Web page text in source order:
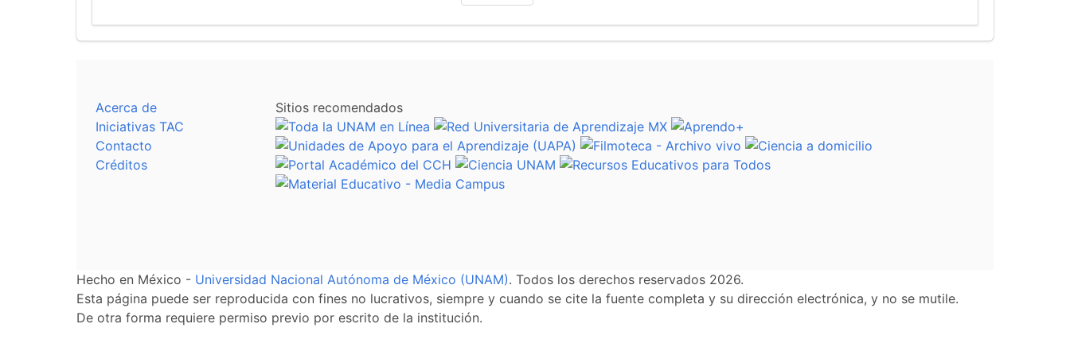
Acerca de
Iniciativas TAC
Contacto
Créditos
Sitios recomendados
Hecho en México - Universidad Nacional Autónoma de México (UNAM). Todos los derechos reservados 2026.
Esta página puede ser reproducida con fines no lucrativos, siempre y cuando se cite la fuente completa y su dirección electrónica, y no se mutile.
De otra forma requiere permiso previo por escrito de la institución.